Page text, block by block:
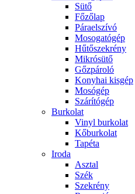
Sütő
Főzőlap
Páraelszívó
Mosogatógép
Hűtőszekrény
Mikrósütő
Gőzpároló
Konyhai kisgép
Mosógép
Szárítógép
Burkolat
Vinyl burkolat
Kőburkolat
Tapéta
Iroda
Asztal
Szék
Szekrény